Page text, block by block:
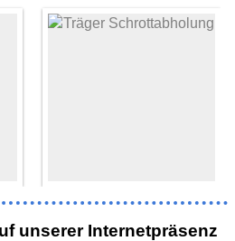
unserer Internetpräsenz